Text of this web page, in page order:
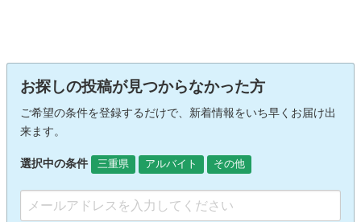
お探しの投稿が見つからなかった方
ご希望の条件を登録するだけで、新着情報をいち早くお届け出
来ます。
選択中の条件 三重県 アルバイト その他